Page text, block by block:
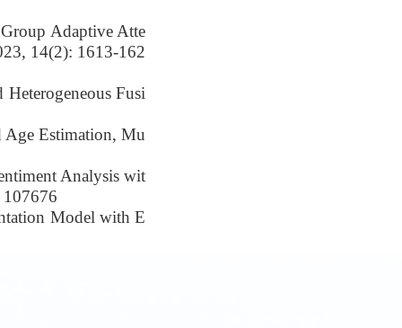
Adaptive Atte
14(2): 1613-162
Fusi
Age Estimation, Mu
Analysis wit
Model with E